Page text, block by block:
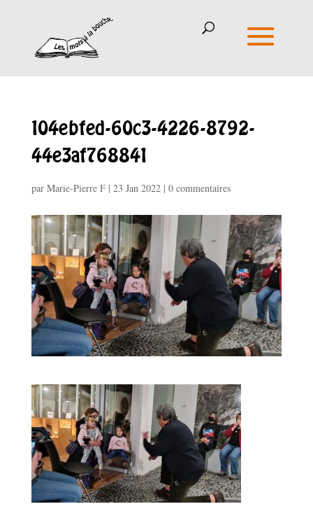
104ebfed-60c3-4226-8792-
44e3af768841
par Marie-Pierre F| 23 Jan 2022| 0 commentaires